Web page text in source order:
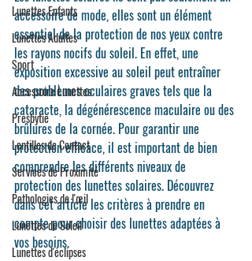
Lunettes Enfants
Lunettes Adultes
Sport
Accessoire Lunettes
Presbytie
Lentilles de Contact
Services de Proximité
Pathologies de l'œil
Lunettes de Soleil
Lunettes d'éclipses
accessoire de mode, elles sont un élément
essentiel de la protection de nos yeux contre
les rayons nocifs du soleil. En effet, une
exposition excessive au soleil peut entraîner
des problèmes oculaires graves tels que la
cataracte, la dégénérescence maculaire ou des
brûlures de la cornée. Pour garantir une
protection efficace, il est important de bien
comprendre les différents niveaux de
protection des lunettes solaires. Découvrez
dans cet article les critères à prendre en
compte pour choisir des lunettes adaptées à
vos besoins.